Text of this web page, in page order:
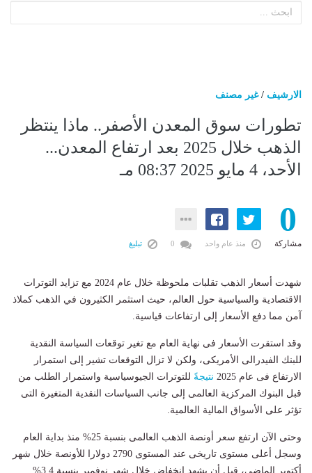
الارشيف /غير مصنف
تطورات سوق المعدن الأصفر.. ماذا ينتظر
الذهب خلال 2025 بعد ارتفاع المعدن...
الأحد، 4 مايو 2025 08:37 مـ
0
مشاركة منذ عام واحد تبليغ
شهدت أسعار الذهب تقلبات ملحوظة خلال عام 2024 مع تزايد التوترات
الاقتصادية والسياسية حول العالم، حيث استثمر الكثيرون في الذهب كملاذ
آمن مما دفع الأسعار إلى ارتفاعات قياسية.
وقد استقرت الأسعار فى نهاية العام مع تغير توقعات السياسة النقدية
للبنك الفيدرالى الأمريكى، ولكن لا تزال التوقعات تشير إلى استمرار
الارتفاع فى عام 2025
نتيجة ً للتوترات الجيوسياسية واستمرار الطلب من
قبل البنوك المركزية العالمى إلى جانب السياسات النقدية المتغيرة التى
تؤثر على الأسواق المالية العالمية.
وحتى الآن ارتفع سعر أونصة الذهب العالمى بنسبة 25% منذ بداية العام
وسجل أعلى مستوى تاريخى عند المستوى 2790 دولارا للأونصة خلال شهر
أكتوبر الماضى، قبل أن يشهد انخفاض خلال شهر نوفمبر بنسبة 3.4%